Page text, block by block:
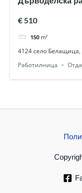
€ 510
150 m²
4124 село
Работилница